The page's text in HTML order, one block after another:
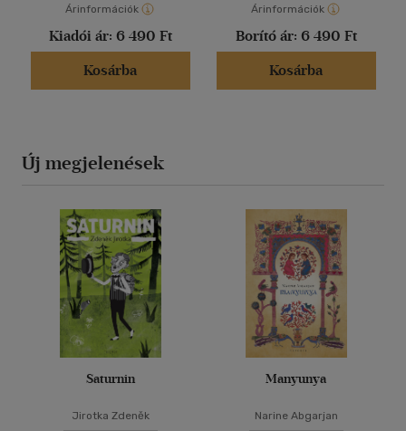
Árinformációk
Kiadói ár: 6 490 Ft
Kosárba
Árinformációk
Borító ár: 6 490 Ft
Kosárba
Új megjelenések
Saturnin
Jirotka Zdeněk
Manyunya
Narine Abgarjan